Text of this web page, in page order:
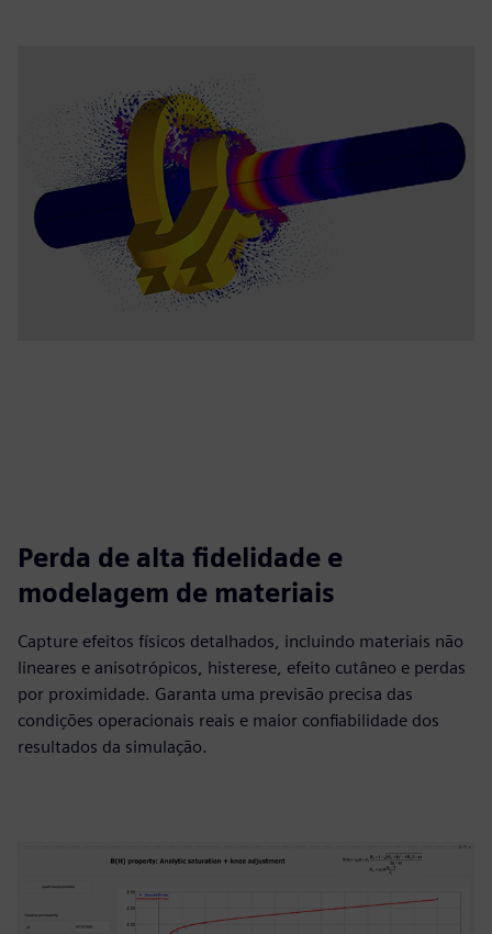
Perda de alta fidelidade e
modelagem de materiais
Capture efeitos físicos detalhados, incluindo materiais não
lineares e anisotrópicos, histerese, efeito cutâneo e perdas
por proximidade. Garanta uma previsão precisa das
condições operacionais reais e maior confiabilidade dos
resultados da simulação.